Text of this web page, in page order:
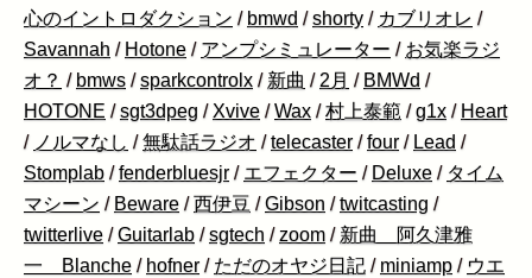
心のイントロダクション / bmwd /shorty / カブリオレ /
Savannah / Hotone / アンプシミュレーター / お気楽ラジ
オ？ / bmws /sparkcontrolx / 新曲 / 2月 / BMWd /
HOTONE /sgt3dpeg / Xvive /Wax /村上泰範 /g1x / Heart
/ ノルマなし /無駄話ラジオ /telecaster /four / Lead /
Stomplab /fenderbluesjr / エフェクター / Deluxe / タイム
マシーン / Beware /西伊豆 /Gibson /twitcasting /
twitterlive /Guitarlab /sgtech /zoom / 新曲 阿久津雅
一 Blanche / hofner / ただのオヤジ日記 / miniamp / ウエ